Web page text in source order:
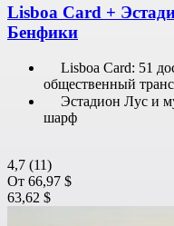
Lisboa Card +
Бенфики
Lisboa Card: 51
общественный
Эстадион Лус и
шарф
4,7 (11)
От 66,97 $
63,62 $